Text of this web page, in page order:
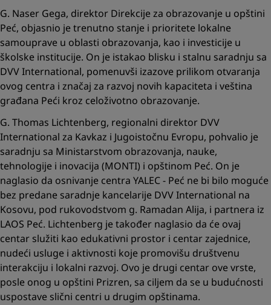
G. Naser Gega, direktor Direkcije za obrazovanje u opštini
Peć, objasnio je trenutno stanje i prioritete lokalne
samouprave u oblasti obrazovanja, kao i investicije u
školske institucije. On je istakao blisku i stalnu saradnju sa
DVV International, pomenuvši izazove prilikom otvaranja
ovog centra i značaj za razvoj novih kapaciteta i veština
građana Peći kroz celoživotno obrazovanje.
G. Thomas Lichtenberg, regionalni direktor DVV
International za Kavkaz i Jugoistočnu Evropu, pohvalio je
saradnju sa Ministarstvom obrazovanja, nauke,
tehnologije i inovacija (MONTI) i opštinom Peć. On je
naglasio da osnivanje centra YALEC - Peć ne bi bilo moguće
bez predane saradnje kancelarije DVV International na
Kosovu, pod rukovodstvom g. Ramadan Alija, i partnera iz
LAOS Peć. Lichtenberg je također naglasio da će ovaj
centar služiti kao edukativni prostor i centar zajednice,
nudeći usluge i aktivnosti koje promovišu društvenu
interakciju i lokalni razvoj. Ovo je drugi centar ove vrste,
posle onog u opštini Prizren, sa ciljem da se u budućnosti
uspostave slični centri u drugim opštinama.